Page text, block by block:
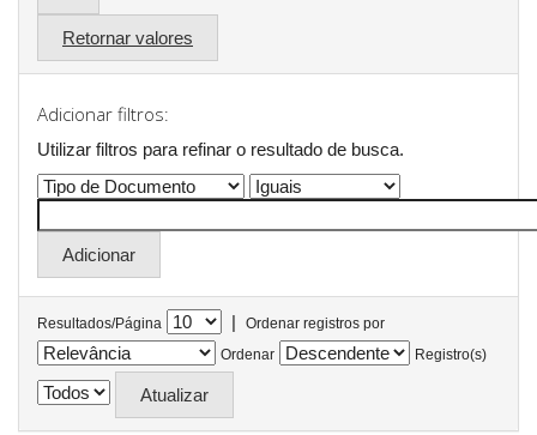
Retornar valores
Adicionar filtros:
Utilizar filtros para refinar o resultado de busca.
Resultados/Página |
Ordenar registros por
Ordenar
Registro(s)